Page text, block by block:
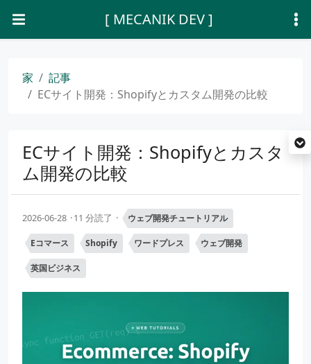
[ MECANIK DEV ]
家
記事
ECサイト開発：Shopifyとカスタム開発の比較
ECサイト開発：Shopifyとカスタ
ム開発の比較
2026-06-28 11 分読了 ウェブ開発チュートリアル
Eコマース Shopify ワードプレス ウェブ開発
英国ビジネス